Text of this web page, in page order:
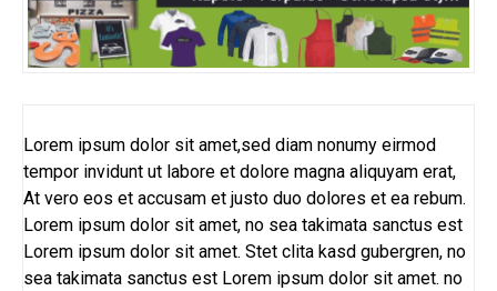
Lorem ipsum dolor sit amet,sed diam nonumy eirmod
tempor invidunt ut labore et dolore magna aliquyam erat,
At vero eos et accusam et justo duo dolores et ea rebum.
Lorem ipsum dolor sit amet, no sea takimata sanctus est
Lorem ipsum dolor sit amet. Stet clita kasd gubergren, no
sea takimata sanctus est Lorem ipsum dolor sit amet. no